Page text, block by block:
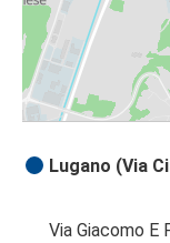
Lugano (Via
Via Giacomo E